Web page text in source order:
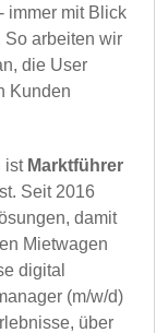
immer mit Blick
So arbeiten wir
die User
Kunden
ist Marktführer
Seit 2016
damit
Mietwagen
digital
(m/w/d)
über